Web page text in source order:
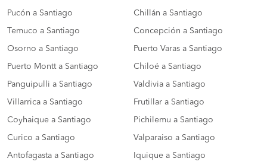
Pucón a Santiago Chillán a Santiago
Temuco a Santiago Concepción a Santiago
Osorno a Santiago Puerto Varas a Santiago
Puerto Montt a Santiago Chiloé a Santiago
Panguipulli a Santiago Valdivia a Santiago
Villarrica a Santiago Frutillar a Santiago
Coyhaique a Santiago Pichilemu a Santiago
Curico a Santiago Valparaiso a Santiago
Antofagasta a Santiago Iquique a Santiago